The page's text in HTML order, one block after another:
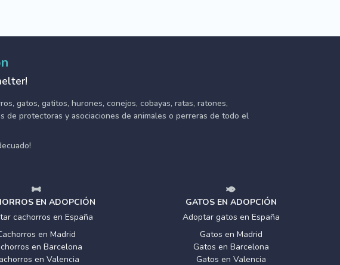
gatos, gatitos, hurones, conejos, cobayas, ratas, ratones,
de protectoras y asociaciones de animales o perreras de todo el
EN ADOPCIÓN
cachorros en España
en Madrid
en Barcelona
en Valencia
GATOS EN ADOPCIÓN
Adoptar gatos en España
Gatos en Madrid
Gatos en Barcelona
Gatos en Valencia